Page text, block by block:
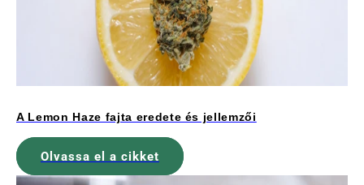
A Lemon Haze fajta eredete és jellemzői
Olvassa el a cikket